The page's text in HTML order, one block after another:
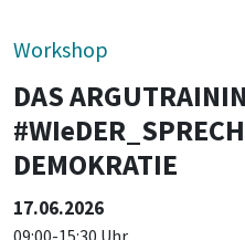
Workshop
DAS
DEMOKRATIE
17.06.2026
09:00-15:30 Uhr